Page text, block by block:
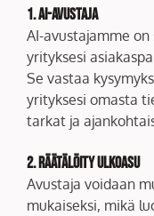
1. AI-avustaja
AI-avustajamme
yrityksesi
Se vastaa
yrityksesi omasta
tarkat ja
2. Räätälöity ulkoasu
Avustaja voidaan
mukaiseksi, mikä